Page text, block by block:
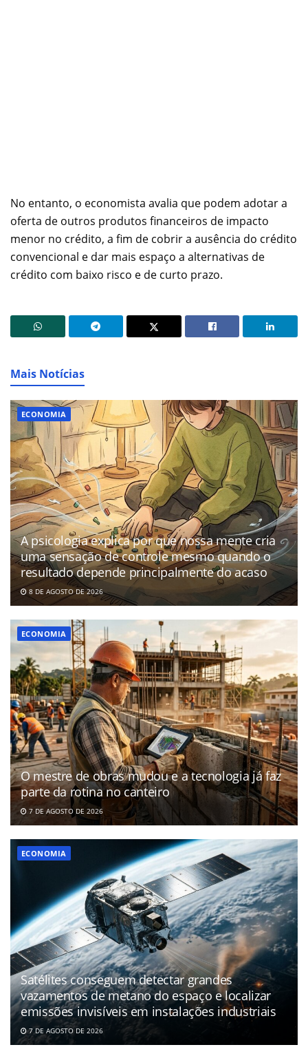
No entanto, o economista avalia que podem adotar a
oferta de outros produtos financeiros de impacto
menor no crédito, a fim de cobrir a ausência do crédito
convencional e dar mais espaço a alternativas de
crédito com baixo risco e de curto prazo.
Mais Notícias
ECONOMIA
A psicologia explica por que nossa mente cria
uma sensação de controle mesmo quando o
resultado depende principalmente do acaso
8 DE AGOSTO DE 2026
ECONOMIA
O mestre de obras mudou e a tecnologia já faz
parte da rotina no canteiro
7 DE AGOSTO DE 2026
ECONOMIA
Satélites conseguem detectar grandes
vazamentos de metano do espaço e localizar
emissões invisíveis em instalações industriais
7 DE AGOSTO DE 2026